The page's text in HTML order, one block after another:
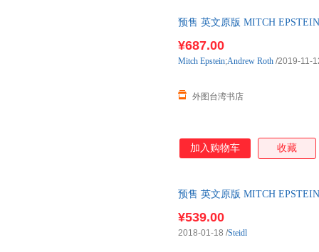
预售 英文原版 MITCH
¥687.00
外图台湾书店
Mitch Epstein;Andrew Roth /2019-11-
加入购物车 收藏
预售 英文原版 MITCH
¥539.00
2018-01-18 /Steidl